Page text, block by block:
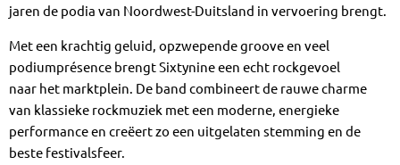
jaren de podia van Noordwest-Duitsland in vervoering brengt.
Met een krachtig geluid, opzwepende groove en veel
podiumprésence brengt Sixtynine een echt rockgevoel
naar het marktplein. De band combineert de rauwe charme
van klassieke rockmuziek met een moderne, energieke
performance en creëert zo een uitgelaten stemming en de
beste festivalsfeer.